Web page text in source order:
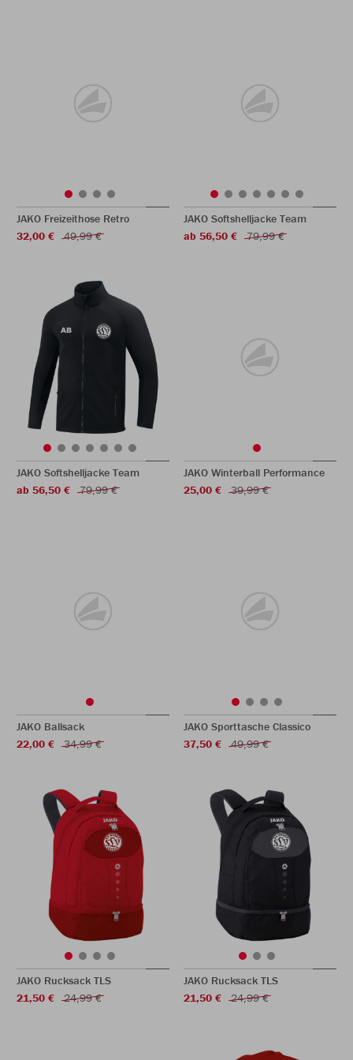
JAKO Freizeithose Retro
32,00 €
49,99 €
JAKO Softshelljacke Team
ab 56,50 €
79,99 €
JAKO Softshelljacke Team
ab 56,50 €
79,99 €
JAKO Winterball Performance
25,00 €
39,99 €
JAKO Ballsack
22,00 €
34,99 €
JAKO Sporttasche Classico
37,50 €
49,99 €
JAKO Rucksack TLS
21,50 €
24,99 €
JAKO Rucksack TLS
21,50 €
24,99 €